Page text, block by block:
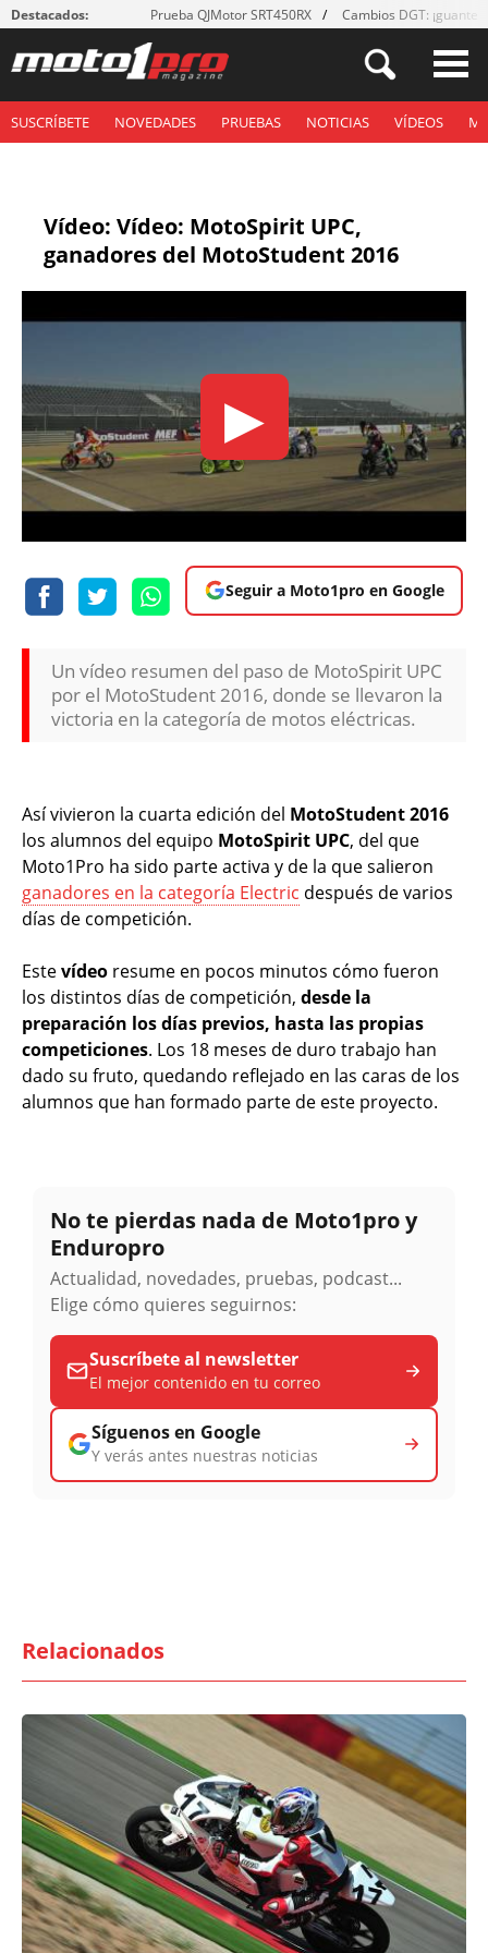
Destacados: Prueba QJMotor SRT450RX Cambios DGT: ¡guantes!
SUSCRÍBETE NOVEDADES PRUEBAS NOTICIAS VÍDEOS
Vídeo: Vídeo: MotoSpirit UPC,
ganadores del MotoStudent 2016
▶
Seguir a Moto1pro en Google
Un vídeo resumen del paso de MotoSpirit UPC
por el MotoStudent 2016, donde se llevaron la
victoria en la categoría de motos eléctricas.
Así vivieron la cuarta edición del MotoStudent 2016
los alumnos del equipo MotoSpirit UPC, del que
Moto1Pro ha sido parte activa y de la que salieron
ganadores en la categoría Electric después de varios
días de competición.
Estevídeo resume en pocos minutos cómo fueron
los distintos días de competición, desde la
preparación los días previos, hasta las propias
competiciones. Los 18 meses de duro trabajo han
dado su fruto, quedando reflejado en las caras de los
alumnos que han formado parte de este proyecto.
No te pierdas nada de Moto1pro y
Enduropro
Actualidad, novedades, pruebas, podcast...
Elige cómo quieres seguirnos:
Suscríbete al newsletter
El mejor contenido en tu correo
Síguenos en Google
Y verás antes nuestras noticias
Relacionados